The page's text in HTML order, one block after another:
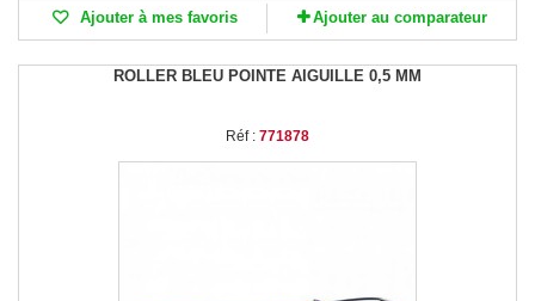
Ajouter à mes favoris Ajouter au comparateur
ROLLER BLEU POINTE AIGUILLE 0,5 MM
Réf : 771878